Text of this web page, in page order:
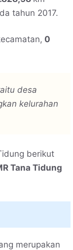
tahun 2017.
0
desa
kelurahan
berikut
Tana Tidung
merupakan